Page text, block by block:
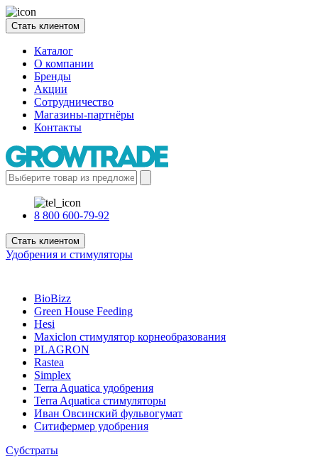
Стать клиентом
Каталог
О компании
Бренды
Акции
Сотрудничество
Магазины-партнёры
Контакты
8 800 600-79-92
Стать клиентом
Удобрения и стимуляторы
BioBizz
Green House Feeding
Hesi
Maxiclon стимулятор корнеобразования
PLAGRON
Rastea
Simplex
Terra Aquatica удобрения
Terra Aquatica стимуляторы
Иван Овсинский фульвогумат
Ситифермер удобрения
Субстраты